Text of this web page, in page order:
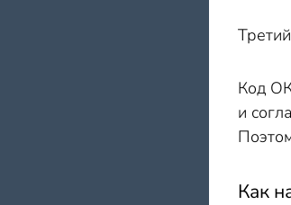
Код
и
Как